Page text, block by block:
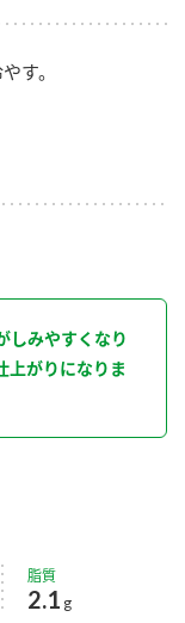
す。
しみやすくなり
上がりになりま
脂質
2.1 g